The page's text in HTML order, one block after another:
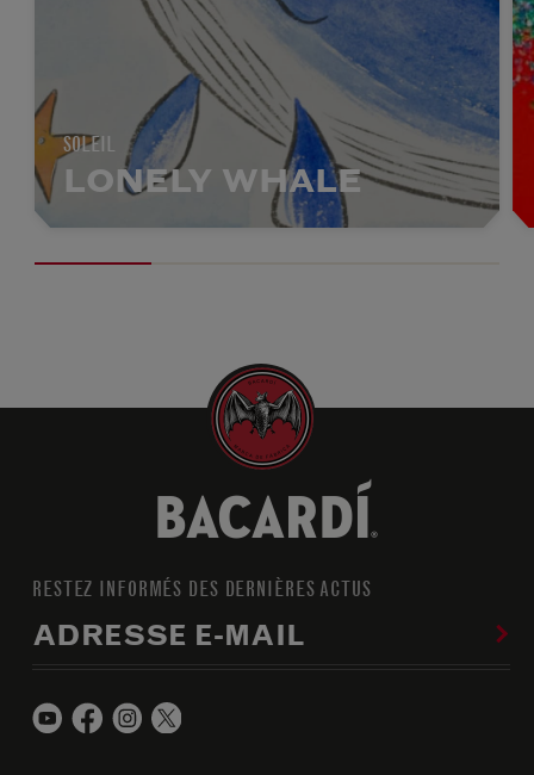
SOLEIL
LONELY WHALE
RESTEZ INFORMÉS DES DERNIÈRES ACTUS
ADRESSE E-MAIL